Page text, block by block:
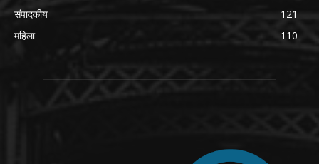
संपादकीय
121
महिला
110